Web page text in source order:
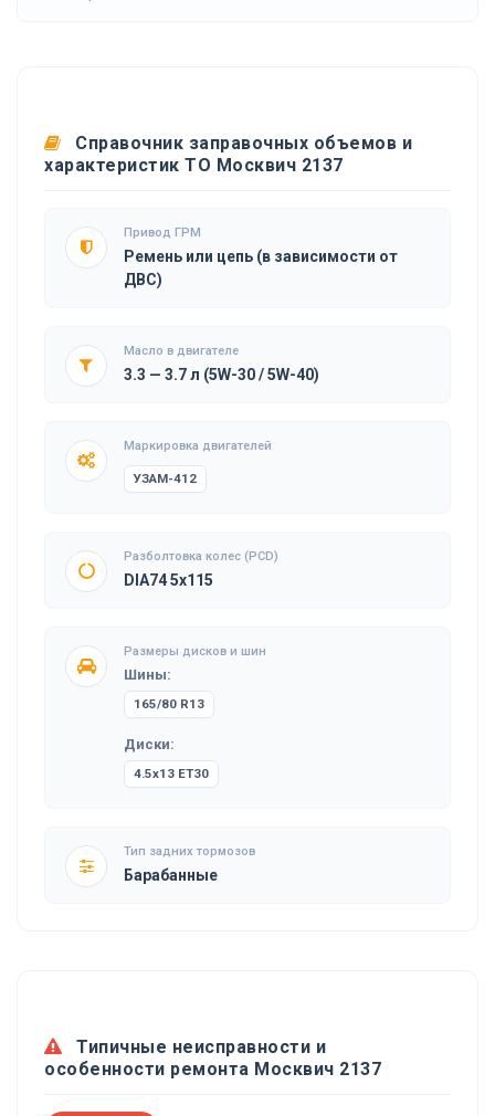
Справочник заправочных объемов и
характеристик ТО Москвич 2137
Привод ГРМ
Ремень или цепь (в зависимости от
ДВС)
Масло в двигателе
3.3 — 3.7 л (5W-30 / 5W-40)
Маркировка двигателей
УЗАМ-412
Разболтовка колес (PCD)
DIA74 5x115
Размеры дисков и шин
Шины:
165/80 R13
Диски:
4.5x13 ET30
Тип задних тормозов
Барабанные
Типичные неисправности и
особенности ремонта Москвич 2137